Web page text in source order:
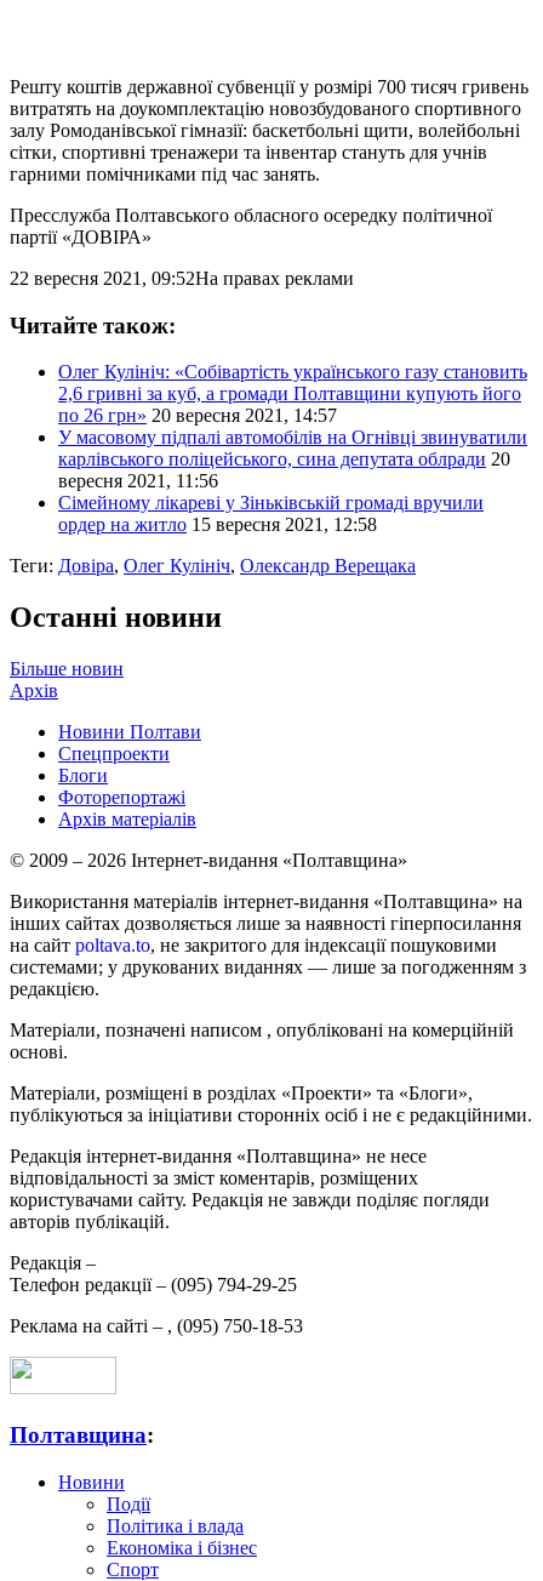
Решту коштів державної субвенції у розмірі 700 тисяч гривень
витратять на доукомплектацію новозбудованого спортивного
залу Ромоданівської гімназії: баскетбольні щити, волейбольні
сітки, спортивні тренажери та інвентар стануть для учнів
гарними помічниками під час занять.
Пресслужба Полтавського обласного осередку політичної
партії «ДОВІРА»
22 вересня 2021, 09:52На правах реклами
Читайте також:
Олег Кулініч: «Собівартість українського газу становить
2,6 гривні за куб, а громади Полтавщини купують його
по 26 грн» 20 вересня 2021, 14:57
У масовому підпалі автомобілів на Огнівці звинуватили
карлівського поліцейського, сина депутата облради 20
вересня 2021, 11:56
Сімейному лікареві у Зіньківській громаді вручили
ордер на житло 15 вересня 2021, 12:58
Теги: Довіра, Олег Кулініч, Олександр Верещака
Останні новини
Більше новин
Архів
Новини Полтави
Спецпроекти
Блоги
Фоторепортажі
Архів матеріалів
© 2009 – 2026 Інтернет-видання «Полтавщина»
Використання матеріалів інтернет-видання «Полтавщина» на
інших сайтах дозволяється лише за наявності гіперпосилання
на сайт poltava.to, не закритого для індексації пошуковими
системами; у друкованих виданнях — лише за погодженням з
редакцією.
Матеріали, позначені написом , опубліковані на комерційній
основі.
Матеріали, розміщені в розділах «Проекти» та «Блоги»,
публікуються за ініціативи сторонніх осіб і не є редакційними.
Редакція інтернет-видання «Полтавщина» не несе
відповідальності за зміст коментарів, розміщених
користувачами сайту. Редакція не завжди поділяє погляди
авторів публікацій.
Редакція –
Телефон редакції – (095) 794-29-25
Реклама на сайті – , (095) 750-18-53
Полтавщина:
Новини
Події
Політика і влада
Економіка і бізнес
Спорт